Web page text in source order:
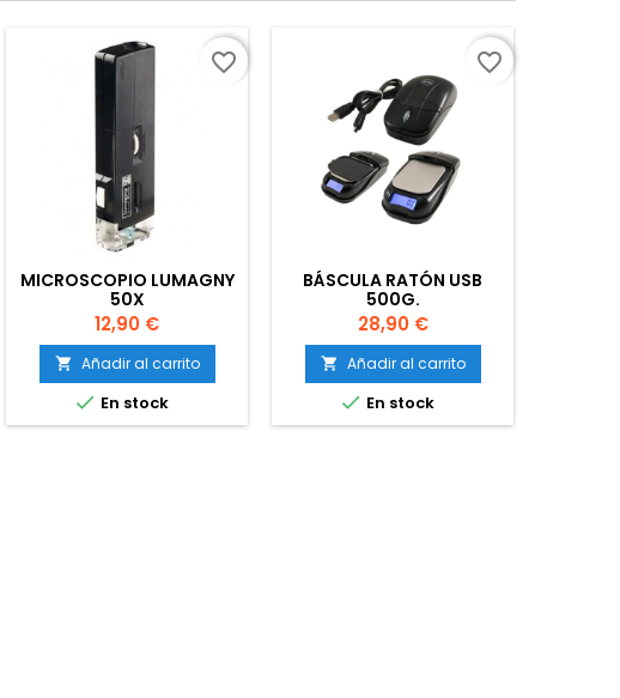
MICROSCOPIO LUMAGNY
50X
Precio
12,90 €
 Añadir al carrito
 En stock
favorite_border
BÁSCULA RATÓN USB
500G.
Precio
28,90 €
 Añadir al carrito
 En stock
favorite_border